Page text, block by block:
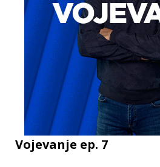
Vojevanje ep. 7